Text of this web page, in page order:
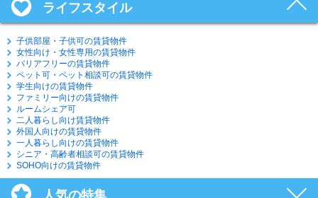
ライフスタイル
子供部屋・子供可の賃貸物件
女性向け・女性専用の賃貸物件
バリアフリーの賃貸物件
ペット可・ペット相談可の賃貸物件
学生向けの賃貸物件
ファミリー向けの賃貸物件
ルームシェア可
二人暮らし向け賃貸物件
外国人向けの賃貸物件
一人暮らし向けの賃貸物件
シニア・高齢者相談可の賃貸物件
SOHO向けの賃貸物件